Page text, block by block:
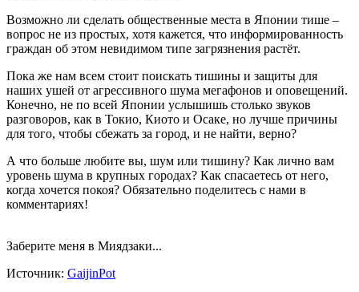
Возможно ли сделать общественные места в Японии тише –
вопрос не из простых, хотя кажется, что информированность
граждан об этом невидимом типе загрязнения растёт.
Пока же нам всем стоит поискать тишины и защиты для
наших ушей от агрессивного шума мегафонов и оповещений.
Конечно, не по всей Японии услышишь столько звуков
разговоров, как в Токио, Киото и Осаке, но лучше причины
для того, чтобы сбежать за город, и не найти, верно?
А что больше любите вы, шум или тишину? Как лично вам
уровень шума в крупных городах? Как спасаетесь от него,
когда хочется покоя? Обязательно поделитесь с нами в
комментариях!
Заберите меня в Миядзаки...
Источник: GaijinPot